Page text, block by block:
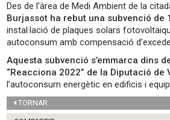
Des de l’àrea de Medi Ambient de la
Burjassot ha rebut una subvenció de
instal·lació de plaques solars
autoconsum amb compensació
Aquesta subvenció s’emmarca dins
“Reacciona 2022” de la Diputació de
l’autoconsum energètic en edificis i
TORNAR